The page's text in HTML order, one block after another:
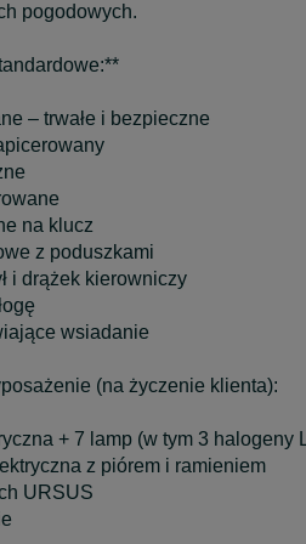
pogodowych.
– trwałe i bezpieczne
na klucz
z poduszkami
i drążek kierowniczy
wsiadanie
(na życzenie klienta):
+ 7 lamp (w tym 3 halogeny
z piórem i ramieniem
URSUS